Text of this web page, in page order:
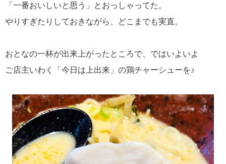
「一番おいしいと思う」とおっしゃってた。
やりすぎたりしておきながら、どこまでも実直。
おとなの一杯が出来上がったところで、ではいよいよ
ご店主いわく「今日は上出来」の鶏チャーシューを♪